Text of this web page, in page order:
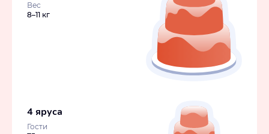
Вес
8–11 кг
4 яруса
Гости